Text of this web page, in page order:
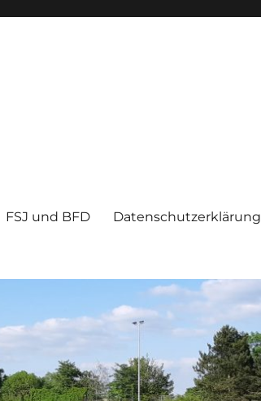
FSJ und BFD Datenschutzerklärung